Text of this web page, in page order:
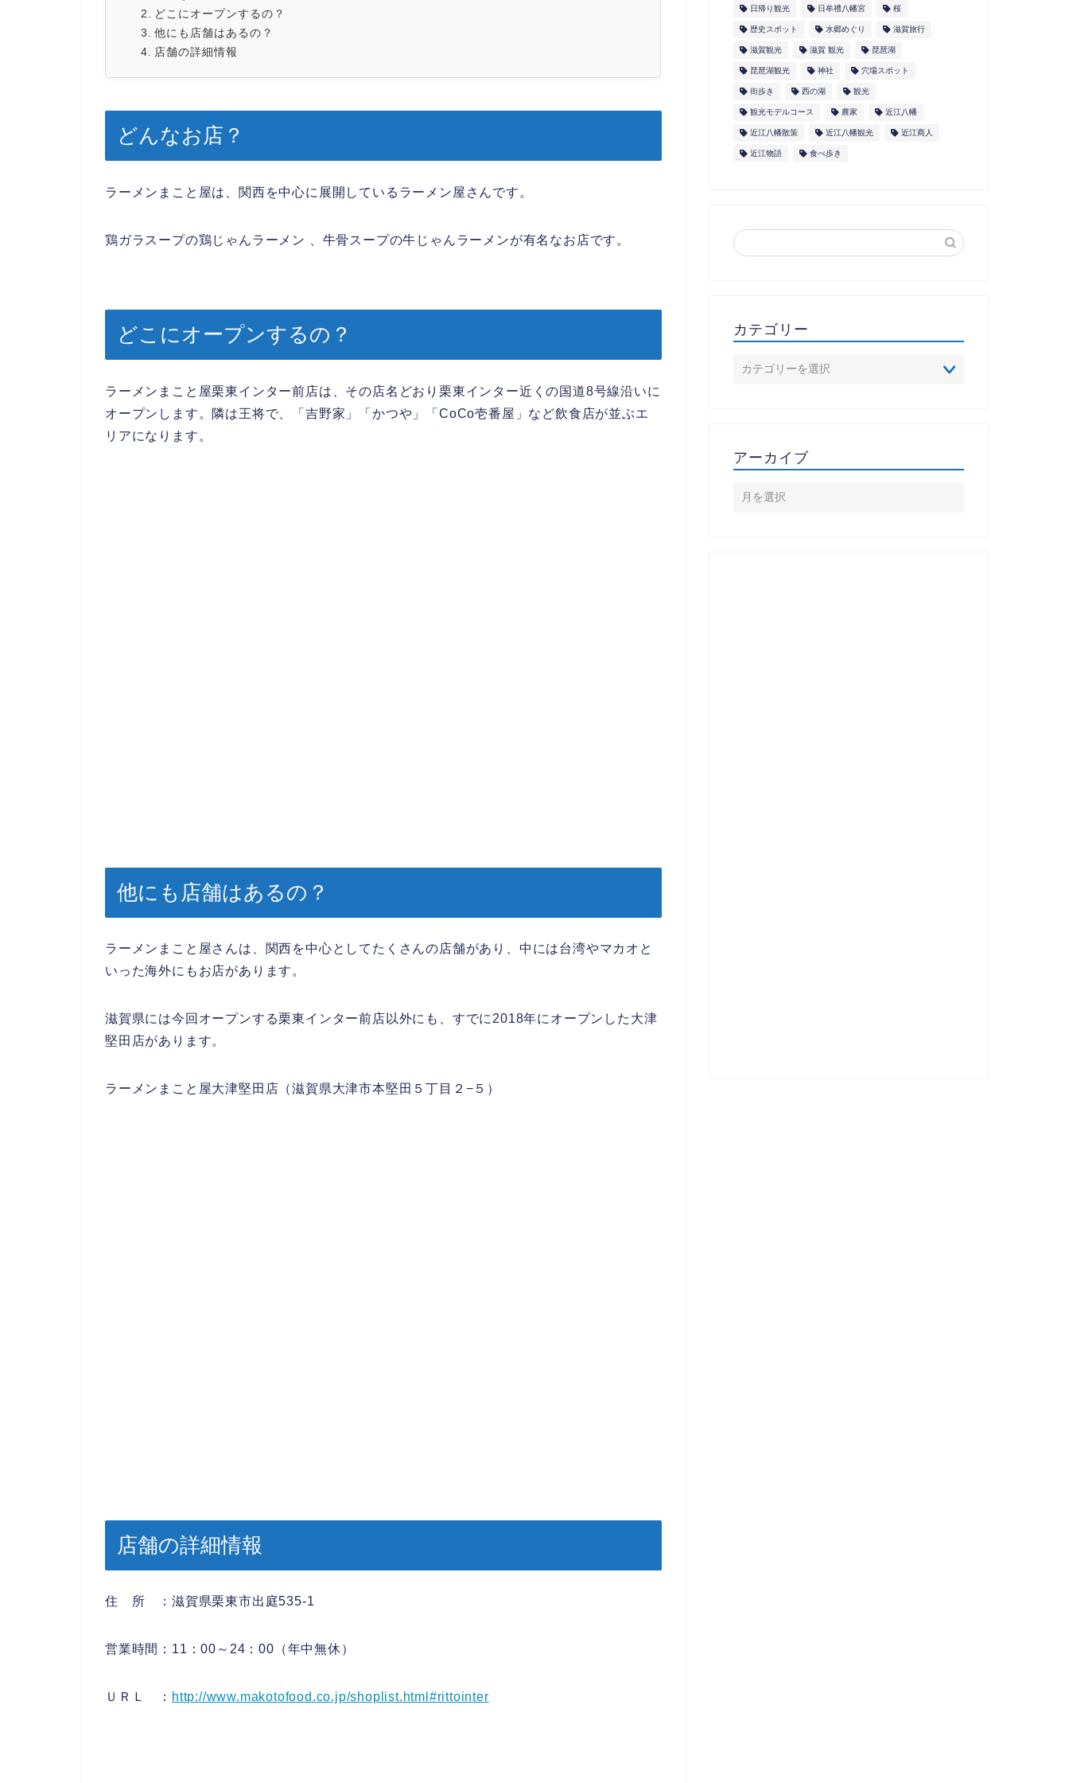
どこにオープンするの？
他にも店舗はあるの？
店舗の詳細情報
どんなお店？
ラーメンまこと屋は、関西を中心に展開しているラーメン屋さんです。
鶏ガラスープの鶏じゃんラーメン 、牛骨スープの牛じゃんラーメンが有名なお店です。
どこにオープンするの？
ラーメンまこと屋栗東インター前店は、その店名どおり栗東インター近くの国道8号線沿いに
オープンします。隣は王将で、「吉野家」「かつや」「CoCo壱番屋」など飲食店が並ぶエ
リアになります。
他にも店舗はあるの？
ラーメンまこと屋さんは、関西を中心としてたくさんの店舗があり、中には台湾やマカオと
いった海外にもお店があります。
滋賀県には今回オープンする栗東インター前店以外にも、すでに2018年にオープンした大津
堅田店があります。
ラーメンまこと屋大津堅田店（滋賀県大津市本堅田５丁目２−５）
店舗の詳細情報
住 所 ：滋賀県栗東市出庭535-1
営業時間：11：00～24：00（年中無休）
ＵＲＬ ： http://www.makotofood.co.jp/shoplist.html#rittointer
日帰り観光 日牟禮八幡宮 桜
歴史スポット 水郷めぐり 滋賀旅行
滋賀観光 滋賀 観光 琵琶湖
琵琶湖観光 神社 穴場スポット
街歩き 西の湖 観光
観光モデルコース 農家 近江八幡
近江八幡散策 近江八幡観光 近江商人
近江物語 食べ歩き
カテゴリー
アーカイブ